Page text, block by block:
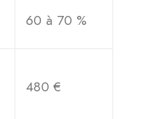
60 à 70 %
480 €